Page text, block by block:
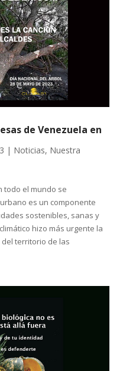
de Venezuela en
| Noticias, Nuestra
todo el mundo se
es un componente
sostenibles, sanas y
hizo más urgente la
territorio de las